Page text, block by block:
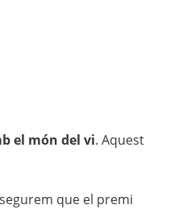
el món del vi. Aquest
que el premi